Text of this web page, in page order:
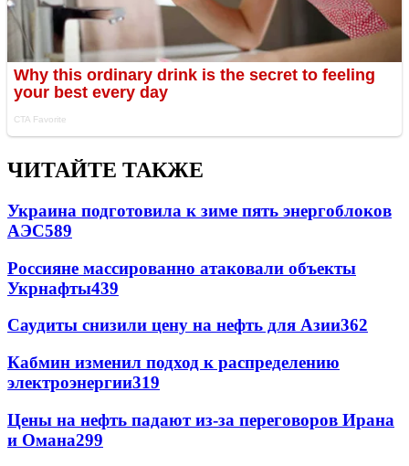
ЧИТАЙТЕ ТАКЖЕ
Украина подготовила к зиме пять энергоблоков
АЭС589
Россияне массированно атаковали объекты
Укрнафты439
Саудиты снизили цену на нефть для Азии362
Кабмин изменил подход к распределению
электроэнергии319
Цены на нефть падают из-за переговоров Ирана
и Омана299